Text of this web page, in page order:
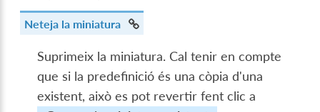
Neteja la miniatura
Suprimeix la miniatura. Cal tenir en compte
que si la predefinició és una còpia d'una
existent, això es pot revertir fent clic a